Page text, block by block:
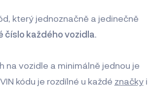
který jednoznačně a jedinečně
číslo každého vozidla.
na vozidle a minimálně jednou je
kódu je rozdílné u každé značkyi